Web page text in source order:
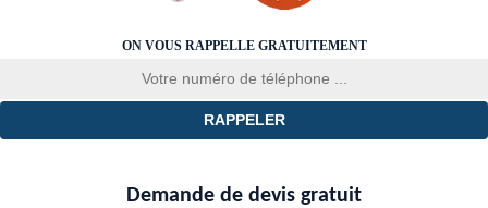
ON VOUS RAPPELLE GRATUITEMENT
Demande de devis gratuit